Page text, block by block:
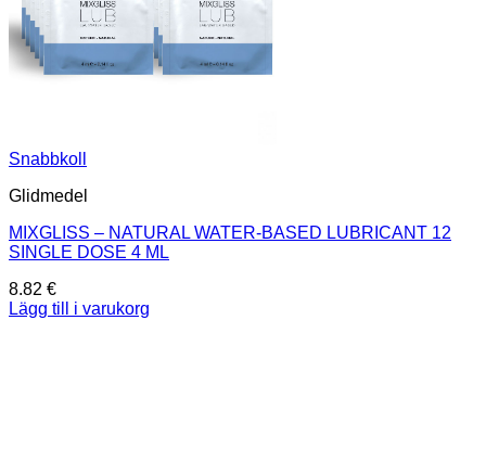
Snabbkoll
Glidmedel
MIXGLISS – NATURAL WATER-BASED LUBRICANT 12
SINGLE DOSE 4 ML
8.82 €
Lägg till i varukorg